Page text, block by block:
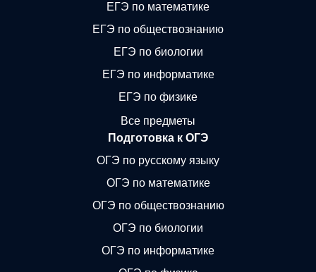
ЕГЭ по математике
ЕГЭ по обществознанию
ЕГЭ по биологии
ЕГЭ по информатике
ЕГЭ по физике
Все предметы
Подготовка к ОГЭ
ОГЭ по русскому языку
ОГЭ по математике
ОГЭ по обществознанию
ОГЭ по биологии
ОГЭ по информатике